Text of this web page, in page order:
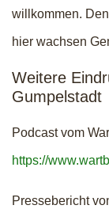
willkommen.
hier wachsen
Weitere
Gumpelstadt
Podcast vom
https://
Pressebericht